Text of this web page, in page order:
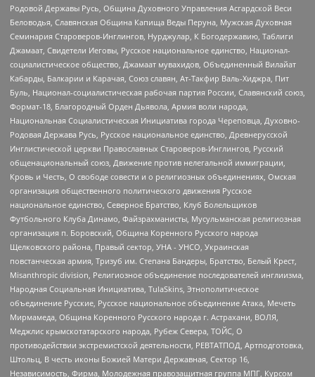
Родовой Державы Русь, Община Духовного Управления Асгардской Веси
Беловодья, Славянская Община Капища Веды Перуна, Мужская Духовная
Семинария Староверов-Инглингов, Нурджулар, К Богодержавию, Таблиги
Джамаат, Свидетели Иеговы, Русское национальное единство, Национал-
социалистическое общество, Джамаат мувахидов, Объединенный Вилайат
Кабарды, Балкарии и Карачая, Союз славян, Ат-Такфир Валь-Хиджра, Пит
Буль, Национал-социалистическая рабочая партия России, Славянский союз,
Формат-18, Благородный Орден Дьявола, Армия воли народа,
Национальная Социалистическая Инициатива города Череповца, Духовно-
Родовая Держава Русь, Русское национальное единство, Древнерусской
Инглистической церкви Православных Староверов-Инглингов, Русский
общенациональный союз, Движение против нелегальной иммиграции,
Кровь и Честь, О свободе совести и о религиозных объединениях, Омская
организация общественного политического движения Русское
национальное единство, Северное Братство, Клуб Болельщиков
Футбольного Клуба Динамо, Файзрахманисты, Мусульманская религиозная
организация п. Боровский, Община Коренного Русского народа
Щелковского района, Правый сектор, УНА - УНСО, Украинская
повстанческая армия, Тризуб им. Степана Бандеры, Братство, Белый Крест,
Misanthropic division, Религиозное объединение последователей инглиизма,
Народная Социальная Инициатива, TulaSkins, Этнополитическое
объединение Русские, Русское национальное объединение Атака, Мечеть
Мирмамеда, Община Коренного Русского народа г. Астрахани, ВОЛЯ,
Меджлис крымскотатарского народа, Рубеж Севера, ТОЙС, О
противодействии экстремистской деятельности, РЕВТАТПОД, Артподготовка,
Штольц, В честь иконы Божией Матери Державная, Сектор 16,
Независимость, Фирма, Молодежная правозащитная группа МПГ, Курсом